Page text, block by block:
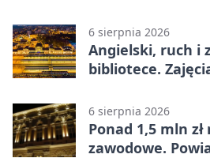
6 sierpnia 2026
Angielski, ruch i
bibliotece.
6 sierpnia 2026
Ponad 1,5 mln zł
zawodowe.